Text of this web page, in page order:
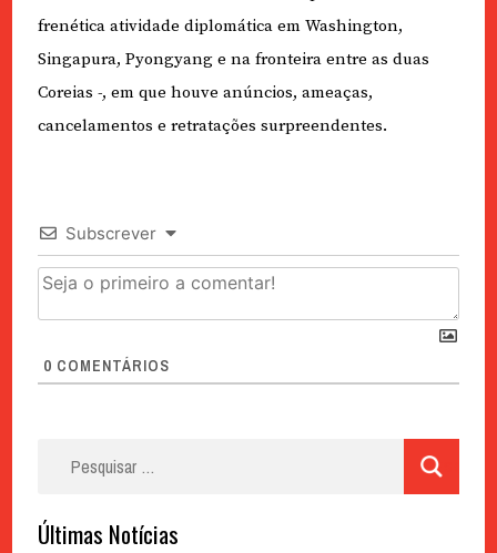
frenética atividade diplomática em Washington,
Singapura, Pyongyang e na fronteira entre as duas
Coreias -, em que houve anúncios, ameaças,
cancelamentos e retratações surpreendentes.
Subscrever
0 COMENTÁRIOS
Últimas Notícias